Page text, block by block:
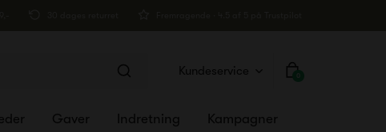
0
Kundeservice
Gaver Indretning Kampagner